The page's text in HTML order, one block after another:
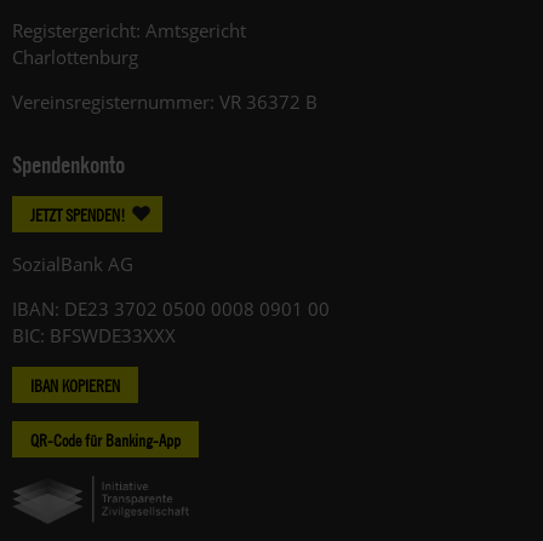
Registergericht: Amtsgericht
Charlottenburg
Vereinsregisternummer: VR 36372 B
Spendenkonto
JETZT SPENDEN!
SozialBank AG
IBAN: DE23 3702 0500 0008 0901 00
BIC: BFSWDE33XXX
IBAN KOPIEREN
QR-Code für Banking-App